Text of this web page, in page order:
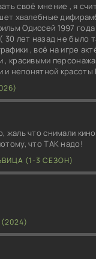
своё мнение , я
хвалебные
Одиссей 1997
30 лет назад не было
, всё на игре
, красивыми
и непонятной красоты
жаль что снимали
что ТАК надо!
(1-3 СЕЗОН)